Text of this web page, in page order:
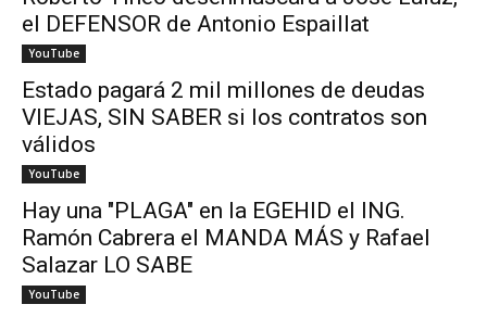
el DEFENSOR de Antonio Espaillat
YouTube
Estado pagará 2 mil millones de deudas
VIEJAS, SIN SABER si los contratos son
válidos
YouTube
Hay una "PLAGA" en la EGEHID el ING.
Ramón Cabrera el MANDA MÁS y Rafael
Salazar LO SABE
YouTube